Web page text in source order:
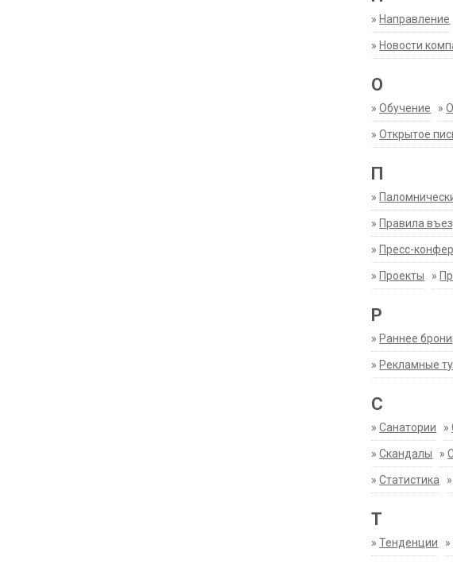
» Направление
» Новости
О
»Обучение »
»Открытое
П
»
» Правила
» Пресс-
» Проекты »
Р
» Раннее
» Рекламные
С
»Санатории »
»Скандалы »
»Статистика
Т
»Тенденции »